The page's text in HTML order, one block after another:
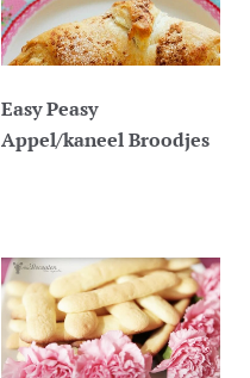
Easy Peasy
Appel/kaneel Broodjes